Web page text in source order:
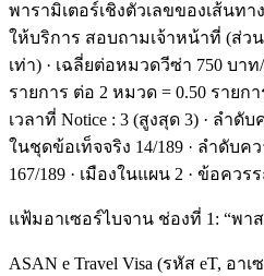
พารามิเตอร์เชิงตัวเลขของเส้นท
ให้บริการ สอบถามเจ้าหน้าที่ (ส่วน
เท่า) · เฉลี่ยต่อหมวดวีซ่า 750 บาท/
รายการ ต่อ 2 หมวด = 0.50 รายก
เวลาที่ Notice : 3 (สูงสุด 3) · ลำดั
ในชุดข้อเท็จจริง 14/189 · ลำดับค
167/189 · เมืองในแผน 2 · ข้อควร
แฟ้มอาเซอร์ไบจาน ช่องที่ 1: “พาส
ASAN e Travel Visa (รหัส eT, อาเ